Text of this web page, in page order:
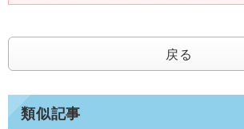
類似記事
戻る